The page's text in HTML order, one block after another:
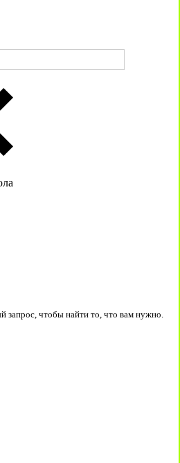
запрос, чтобы найти то, что вам нужно.